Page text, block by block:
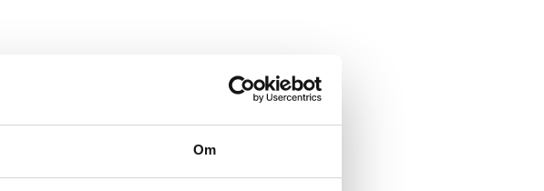
Om